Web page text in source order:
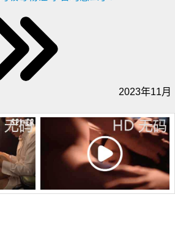
2023年11月